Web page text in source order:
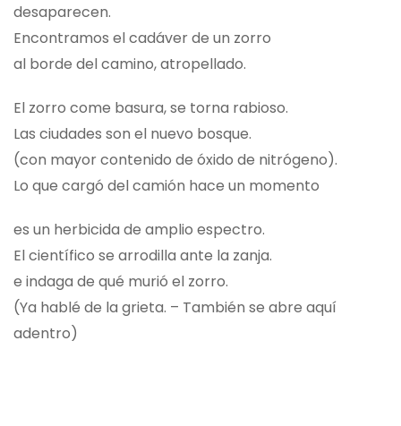
desaparecen.
Encontramos el cadáver de un zorro
al borde del camino, atropellado.
El zorro come basura, se torna rabioso.
Las ciudades son el nuevo bosque.
(con mayor contenido de óxido de nitrógeno).
Lo que cargó del camión hace un momento
es un herbicida de amplio espectro.
El científico se arrodilla ante la zanja.
e indaga de qué murió el zorro.
(Ya hablé de la grieta. – También se abre aquí
adentro)